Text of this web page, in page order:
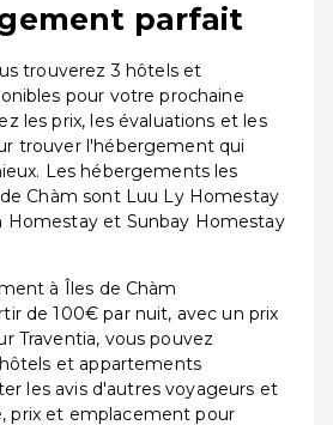
parfait
trouverez 3 hôtels et
pour votre prochaine
les prix, les évaluations et les
trouver l'hébergement qui
Les hébergements les
Chàm sont Luu Ly Homestay
Homestay et Sunbay Homestay
à Îles de Chàm
de 100€ par nuit, avec un prix
Traventia, vous pouvez
et appartements
les avis d'autres voyageurs et
prix et emplacement pour